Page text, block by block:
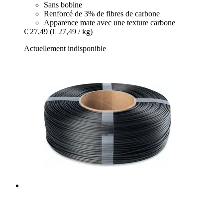
Sans bobine
Renforcé de 3% de fibres de carbone
Apparence mate avec une texture carbone
€ 27,49 (€ 27,49 / kg)
Actuellement indisponible